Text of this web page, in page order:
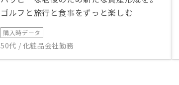
ゴルフと旅行と食事をずっと楽しむ
購入時データ
50代 / 化粧品会社勤務